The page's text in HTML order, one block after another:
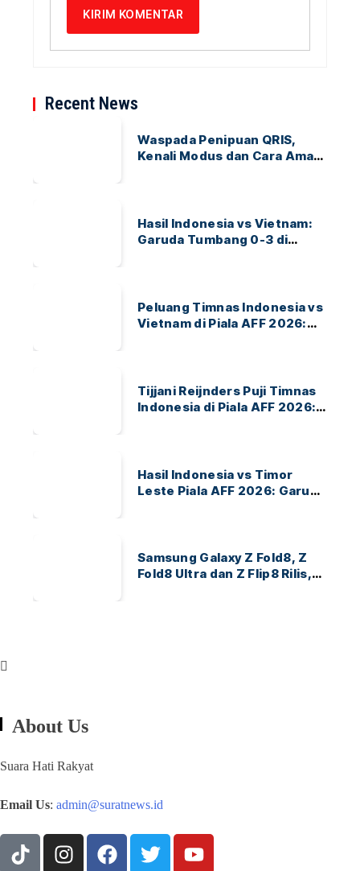
Recent News
Waspada Penipuan QRIS,
Kenali Modus dan Cara Aman
Hasil Indonesia vs Vietnam:
Garuda Tumbang 0-3 di
Peluang Timnas Indonesia vs
Vietnam di Piala AFF 2026:
Tijjani Reijnders Puji Timnas
Indonesia di Piala AFF 2026:
Hasil Indonesia vs Timor
Leste Piala AFF 2026: Garuda
Samsung Galaxy Z Fold8, Z
Fold8 Ultra dan Z Flip8 Rilis,
About Us
Suara Hati Rakyat
Email Us: admin@suratnews.id